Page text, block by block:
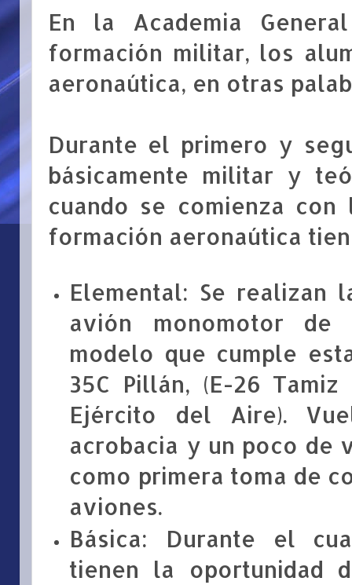
En la Academia
formación militar, los
aeronaútica, en otras
Durante el primero y
básicamente militar y
cuando se comienza
formación aeronaútica
Elemental: Se realizan
avión monomotor de
modelo que cumple
35C Pillán, (E-26
Ejército del Aire).
acrobacia y un poco de
como primera toma de
aviones.
Básica: Durante el
tienen la oportunidad